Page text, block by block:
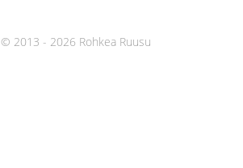
© 2013 - 2026 Rohkea Ruusu